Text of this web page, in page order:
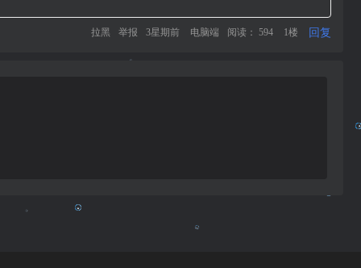
拉黑 举报 3星期前 电脑端 阅读： 594 1楼 回复